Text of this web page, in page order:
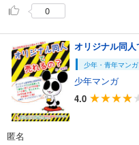
0
少年・青年マンガ
少年マンガ
4.0
匿名